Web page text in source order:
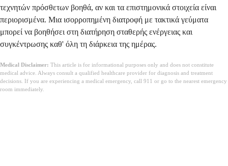
τεχνητών πρόσθετων βοηθά, αν και τα επιστημονικά στοιχεία είναι
περιορισμένα. Μια ισορροπημένη διατροφή με τακτικά γεύματα
μπορεί να βοηθήσει στη διατήρηση σταθερής ενέργειας και
συγκέντρωσης καθ' όλη τη διάρκεια της ημέρας.
Medical Disclaimer: This article is for informational purposes only and does not constitute
medical advice. Always consult a qualified healthcare provider for diagnosis and treatment
decisions. If you are experiencing a medical emergency, call 911 or go to the nearest emergency
room immediately.